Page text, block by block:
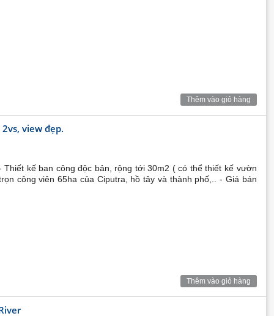
Sunshine Golden River được quy hoạch trong khu đô
Thêm vào giỏ hàng
view đẹp.
kế ban công độc bản, rộng tới 30m2 ( có thể thiết kế vườn
công viên 65ha của Ciputra, hồ tây và thành phố,.. - Giá bán
Thêm vào giỏ hàng